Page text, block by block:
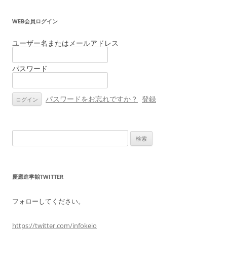
シ
ョ
WEB会員ログイン
ユーザー名またはメールアドレス
パスワード
パスワードをお忘れですか？ 登録
索:
慶應進学館TWITTER
フォローしてください。
https://twitter.com/infokeio